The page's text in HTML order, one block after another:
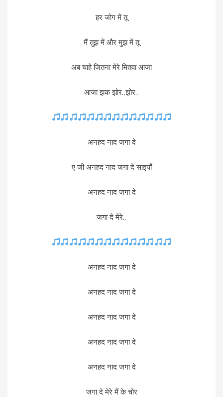
हर जोग में तू
मैं तुझ में और मुझ में तू
अब चाहे जितना मेरे मितवा आजा
आजा झक झोर..झोर..
अनहद नाद जगा दे
ए जी अनहद नाद जगा दे साइयाँ
अनहद नाद जगा दे
जगा दे मेरे..
अनहद नाद जगा दे
अनहद नाद जगा दे
अनहद नाद जगा दे
अनहद नाद जगा दे
अनहद नाद जगा दे
जगा दे मेरे मैं के चोर